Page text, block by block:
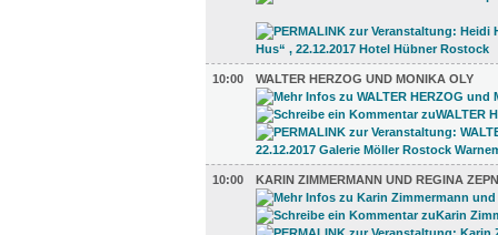
10:00 WALTER HERZOG UND MONIKA OLY
10:00 KARIN ZIMMERMANN UND REGINA